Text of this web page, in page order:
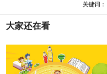
关键词：
大家还在看